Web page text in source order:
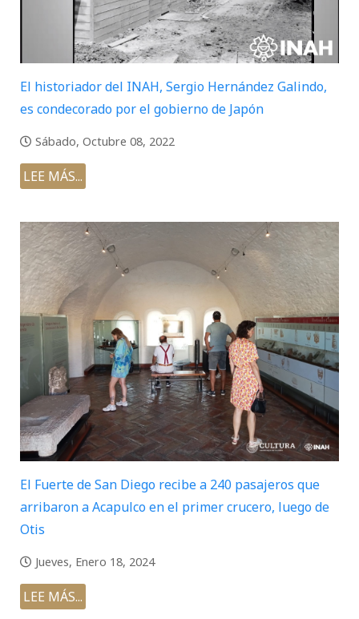
El historiador del INAH, Sergio Hernández Galindo,
es condecorado por el gobierno de Japón
Sábado, Octubre 08, 2022
LEE MÁS...
El Fuerte de San Diego recibe a 240 pasajeros que
arribaron a Acapulco en el primer crucero, luego de
Otis
Jueves, Enero 18, 2024
LEE MÁS...